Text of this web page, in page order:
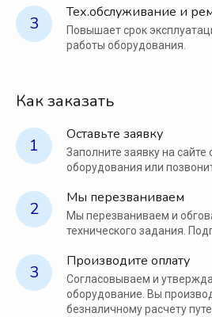
3
Тех.обслуживание и
Повышает срок
работы оборудования.
Как заказать
1
Оставьте заявку
Заполните заявку на
оборудования или
2
Мы перезваниваем
Мы перезваниваем и
технического задания.
3
Производите оплату
Согласовываем и
оборудование. Вы
безналичному расчету